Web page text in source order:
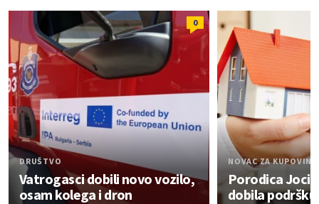
0
DRUŠTVO
Vatrogasci dobili novo vozilo,
osam kolega i dron
NOVAC ZA
Porodica
dobila